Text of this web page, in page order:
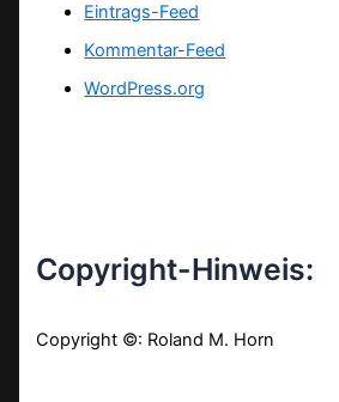
Eintrags-Feed
Kommentar-Feed
WordPress.org
Copyright-Hinweis:
Copyright ©: Roland M. Horn